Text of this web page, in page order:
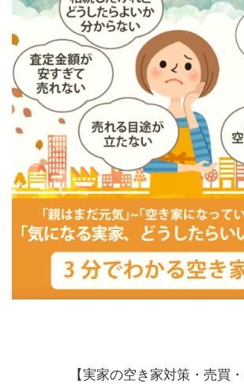
【実家の空き家対策・売買・